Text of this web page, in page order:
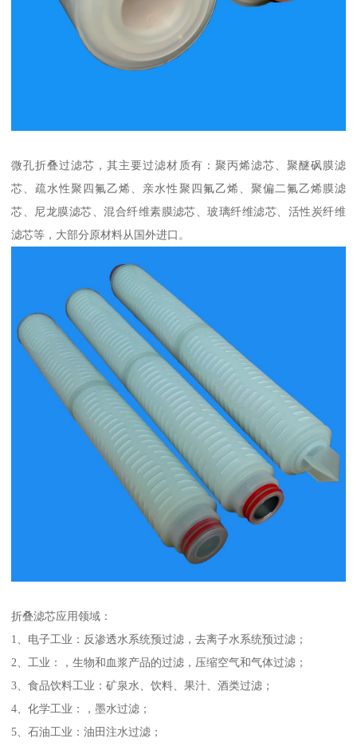
微孔折叠过滤芯，其主要过滤材质有：聚丙烯滤芯、聚醚砜膜滤
芯、疏水性聚四氟乙烯、亲水性聚四氟乙烯、聚偏二氟乙烯膜滤
芯、尼龙膜滤芯、混合纤维素膜滤芯、玻璃纤维滤芯、活性炭纤维
滤芯等，大部分原材料从国外进口。
折叠滤芯应用领域：
1、电子工业：反渗透水系统预过滤，去离子水系统预过滤；
2、工业：，生物和血浆产品的过滤，压缩空气和气体过滤；
3、食品饮料工业：矿泉水、饮料、果汁、酒类过滤；
4、化学工业：，墨水过滤；
5、石油工业：油田注水过滤；